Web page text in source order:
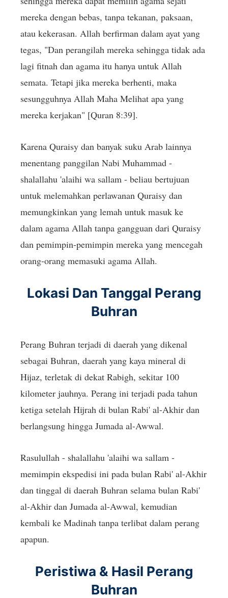
mereka dengan bebas, tanpa tekanan, paksaan,
atau kekerasan. Allah berfirman dalam ayat yang
tegas, "Dan perangilah mereka sehingga tidak ada
lagi fitnah dan agama itu hanya untuk Allah
semata. Tetapi jika mereka berhenti, maka
sesungguhnya Allah Maha Melihat apa yang
mereka kerjakan" [Quran 8:39].
Karena Quraisy dan banyak suku Arab lainnya
menentang panggilan Nabi Muhammad -
shalallahu 'alaihi wa sallam - beliau bertujuan
untuk melemahkan perlawanan Quraisy dan
memungkinkan yang lemah untuk masuk ke
dalam agama Allah tanpa gangguan dari Quraisy
dan pemimpin-pemimpin mereka yang mencegah
orang-orang memasuki agama Allah.
Lokasi Dan Tanggal Perang
Buhran
Perang Buhran terjadi di daerah yang dikenal
sebagai Buhran, daerah yang kaya mineral di
Hijaz, terletak di dekat Rabigh, sekitar 100
kilometer jauhnya. Perang ini terjadi pada tahun
ketiga setelah Hijrah di bulan Rabi' al-Akhir dan
berlangsung hingga Jumada al-Awwal.
Rasulullah - shalallahu 'alaihi wa sallam -
memimpin ekspedisi ini pada bulan Rabi' al-Akhir
dan tinggal di daerah Buhran selama bulan Rabi'
al-Akhir dan Jumada al-Awwal, kemudian
kembali ke Madinah tanpa terlibat dalam perang
apapun.
Peristiwa & Hasil Perang
Buhran